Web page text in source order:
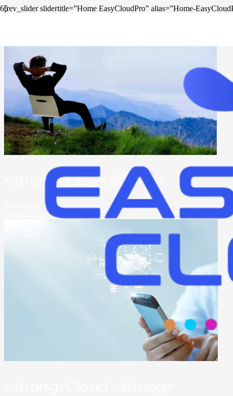
[rev_slider slidertitle=”Home EasyCloudPro” alias=”Home-
<strong>Easy</strong>
facile da usare